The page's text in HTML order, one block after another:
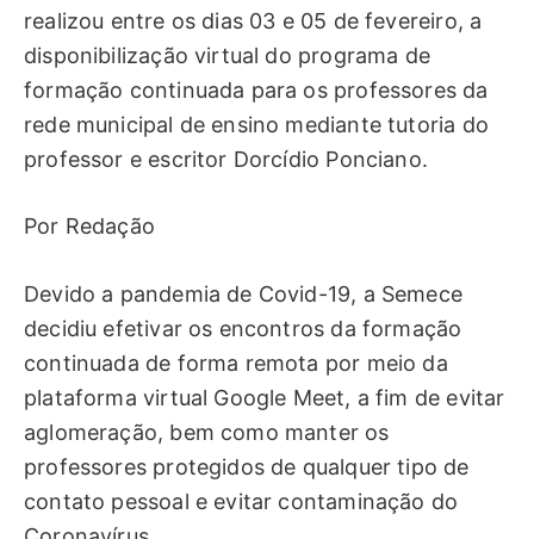
realizou entre os dias 03 e 05 de fevereiro, a
disponibilização virtual do programa de
formação continuada para os professores da
rede municipal de ensino mediante tutoria do
professor e escritor Dorcídio Ponciano.
Por Redação
Devido a pandemia de Covid-19, a Semece
decidiu efetivar os encontros da formação
continuada de forma remota por meio da
plataforma virtual Google Meet, a fim de evitar
aglomeração, bem como manter os
professores protegidos de qualquer tipo de
contato pessoal e evitar contaminação do